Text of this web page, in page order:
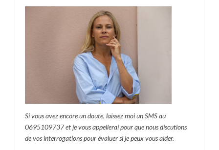
Si vous avez encore un doute, laissez moi un SMS au
0695109737 et je vous appellerai pour que nous discutions
de vos interrogations pour évaluer si je peux vous aider.